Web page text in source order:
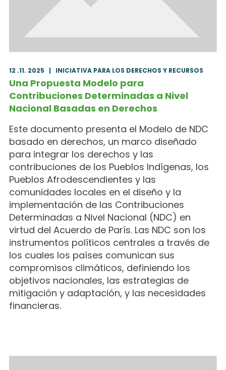
12 .11. 2025 | INICIATIVA PARA LOS DERECHOS Y RECURSOS
Una Propuesta Modelo para
Contribuciones Determinadas a Nivel
Nacional Basadas en Derechos
Este documento presenta el Modelo de NDC
basado en derechos, un marco diseñado
para integrar los derechos y las
contribuciones de los Pueblos Indígenas, los
Pueblos Afrodescendientes y las
comunidades locales en el diseño y la
implementación de las Contribuciones
Determinadas a Nivel Nacional (NDC) en
virtud del Acuerdo de París. Las NDC son los
instrumentos políticos centrales a través de
los cuales los países comunican sus
compromisos climáticos, definiendo los
objetivos nacionales, las estrategias de
mitigación y adaptación, y las necesidades
financieras.